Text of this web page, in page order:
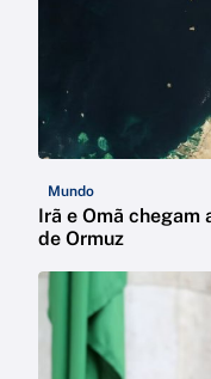
Mundo
Irã e Omã chegam
de Ormuz